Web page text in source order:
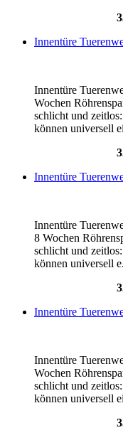
Innentüre
Innentüre
Wochen
schlicht und
können universell
Innentüre
Innentüre
8 Wochen
schlicht und
können universell
Innentüre
Innentüre
Wochen
schlicht und
können universell